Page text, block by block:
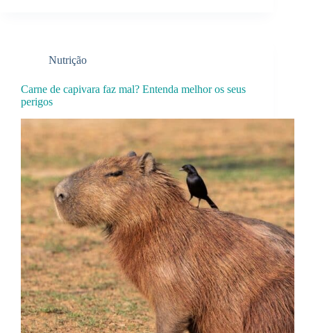
Nutrição
Carne de capivara faz mal? Entenda melhor os seus
perigos